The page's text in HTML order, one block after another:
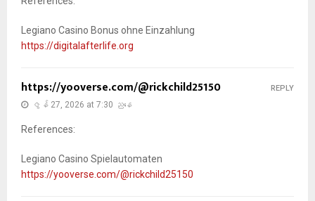
Legiano Casino Bonus ohne Einzahlung
https://digitalafterlife.org
https://yooverse.com/@rickchild25150
ဇွန် 27, 2026 at 7:30 ညနေ
References:
Legiano Casino Spielautomaten
https://yooverse.com/@rickchild25150
REPLY